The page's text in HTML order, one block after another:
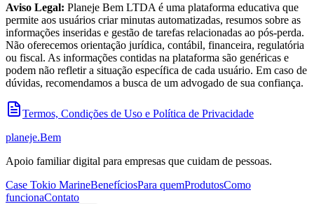
Aviso Legal: Planeje Bem LTDA é uma plataforma educativa que
permite aos usuários criar minutas automatizadas, resumos sobre as
informações inseridas e gestão de tarefas relacionadas ao pós-perda.
Não oferecemos orientação jurídica, contábil, financeira, regulatória
ou fiscal. As informações contidas na plataforma são genéricas e
podem não refletir a situação específica de cada usuário. Em caso de
dúvidas, recomendamos a busca de um advogado de sua confiança.
Termos, Condições de Uso e Política de Privacidade
planeje.Bem
Apoio familiar digital para empresas que cuidam de pessoas.
Case Tokio MarineBenefíciosPara quemProdutosComo
funcionaContato